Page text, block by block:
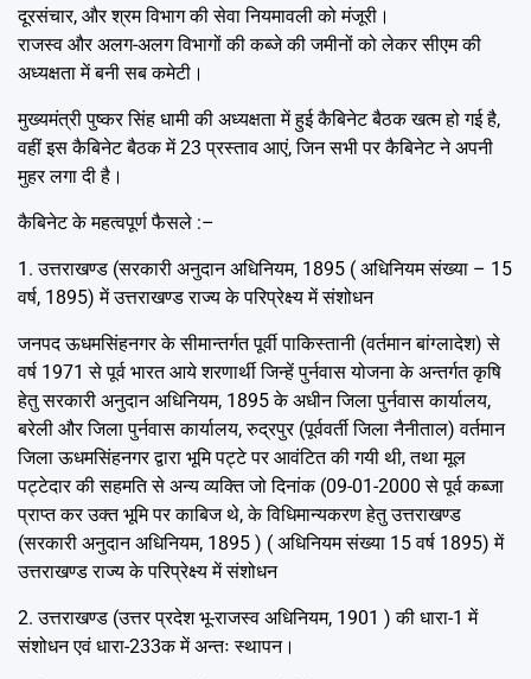
दूरसंचार, और श्रम विभाग की सेवा नियमावली को मंजूरी।
राजस्व और अलग-अलग विभागों की कब्जे की जमीनों को लेकर सीएम की
अध्यक्षता में बनी सब कमेटी।
मुख्यमंत्री पुष्कर सिंह धामी की अध्यक्षता में हुई कैबिनेट बैठक खत्म हो गई है,
वहीं इस कैबिनेट बैठक में 23 प्रस्ताव आएं, जिन सभी पर कैबिनेट ने अपनी
मुहर लगा दी है।
कैबिनेट के महत्वपूर्ण फैसले :–
1. उत्तराखण्ड (सरकारी अनुदान अधिनियम, 1895 ( अधिनियम संख्या – 15
वर्ष, 1895) में उत्तराखण्ड राज्य के परिप्रेक्ष्य में संशोधन
जनपद ऊधमसिंहनगर के सीमान्तर्गत पूर्वी पाकिस्तानी (वर्तमान बांग्लादेश) से
वर्ष 1971 से पूर्व भारत आये शरणार्थी जिन्हें पुर्नवास योजना के अन्तर्गत कृषि
हेतु सरकारी अनुदान अधिनियम, 1895 के अधीन जिला पुर्नवास कार्यालय,
बरेली और जिला पुर्नवास कार्यालय, रुद्रपुर (पूर्ववर्ती जिला नैनीताल) वर्तमान
जिला ऊधमसिंहनगर द्वारा भूमि पट्टे पर आवंटित की गयी थी, तथा मूल
पट्टेदार की सहमति से अन्य व्यक्ति जो दिनांक (09-01-2000 से पूर्व कब्जा
प्राप्त कर उक्त भूमि पर काबिज थे, के विधिमान्यकरण हेतु उत्तराखण्ड
(सरकारी अनुदान अधिनियम, 1895 ) ( अधिनियम संख्या 15 वर्ष 1895) में
उत्तराखण्ड राज्य के परिप्रेक्ष्य में संशोधन
2. उत्तराखण्ड (उत्तर प्रदेश भू-राजस्व अधिनियम, 1901 ) की धारा-1 में
संशोधन एवं धारा-233क में अन्तः स्थापन।